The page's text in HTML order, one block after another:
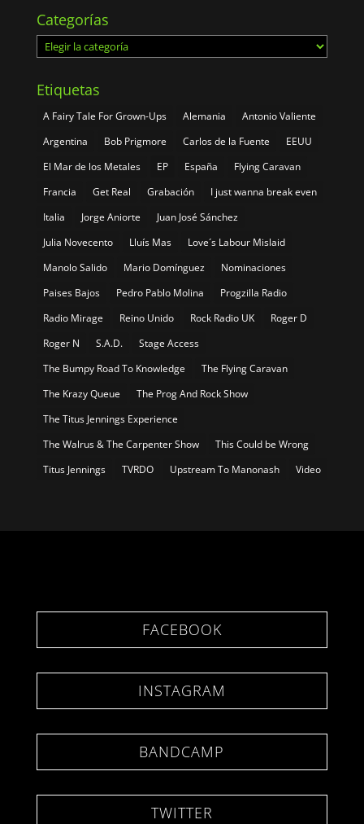
Categorías
Categorías
Etiquetas
A Fairy Tale For Grown-Ups Alemania
Antonio Valiente
Argentina
Bob Prigmore Carlos de la Fuente
EEUU
El Mar de los Metales
EP España
Flying Caravan
Francia
Get Real Grabación
I just wanna break even
Italia
Jorge Aniorte
Juan José Sánchez
Julia Novecento
Lluís Mas
Love´s Labour Mislaid
Manolo Salido
Mario Domínguez
Nominaciones
Paises Bajos
Pedro Pablo Molina
Progzilla Radio
Radio Mirage
Reino Unido Rock Radio UK
Roger D
Roger N
S.A.D.
Stage Access
The Bumpy Road To Knowledge
The Flying Caravan
The Krazy Queue
The Prog And Rock Show
The Titus Jennings Experience
The Walrus & The Carpenter Show
This Could be Wrong
Titus Jennings
TVRDO Upstream To Manonash Video
FACEBOOK
INSTAGRAM
BANDCAMP
TWITTER